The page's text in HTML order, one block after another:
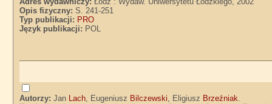
Opis fizyczny:S. 241-251
Typ publikacji: PRO
Język publikacji: POL
Autorzy:Jan Lach, Eugeniusz Bilczewski, Eligiusz Brzeźniak.